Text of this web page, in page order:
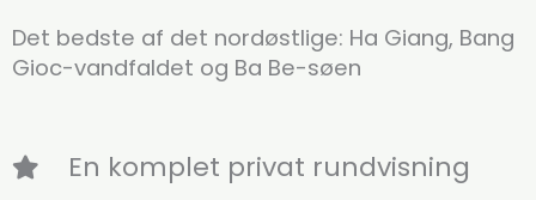
Det bedste af det nordøstlige: Ha Giang, Bang
Gioc-vandfaldet og Ba Be-søen
En komplet privat rundvisning